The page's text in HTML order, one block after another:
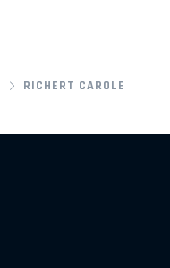
RICHERT CAROLE